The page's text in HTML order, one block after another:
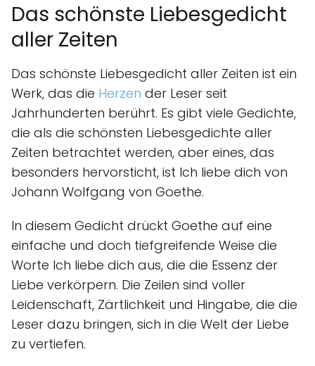
Das schönste Liebesgedicht
aller Zeiten
Das schönste Liebesgedicht aller Zeiten ist ein
Werk, das die Herzen der Leser seit
Jahrhunderten berührt. Es gibt viele Gedichte,
die als die schönsten Liebesgedichte aller
Zeiten betrachtet werden, aber eines, das
besonders hervorsticht, ist Ich liebe dich von
Johann Wolfgang von Goethe.
In diesem Gedicht drückt Goethe auf eine
einfache und doch tiefgreifende Weise die
Worte Ich liebe dich aus, die die Essenz der
Liebe verkörpern. Die Zeilen sind voller
Leidenschaft, Zärtlichkeit und Hingabe, die die
Leser dazu bringen, sich in die Welt der Liebe
zu vertiefen.